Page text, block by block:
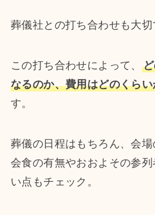
葬儀社との打ち合わせも大切
この打ち合わせによって、
なるのか、費用はどのくら
す。
葬儀の日程はもちろん、会場
会食の有無やおおよその参
い点もチェック。